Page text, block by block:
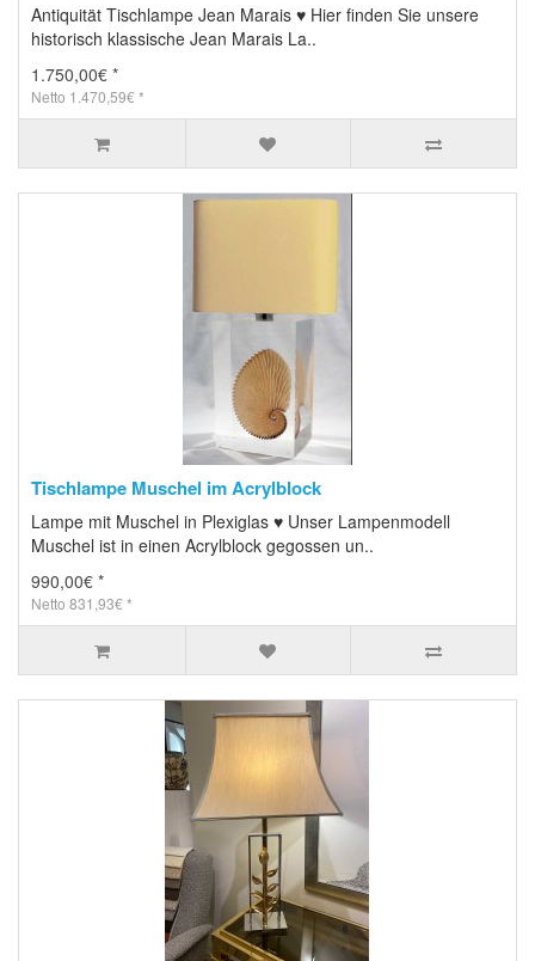
Antiquität Tischlampe Jean Marais ♥ Hier finden Sie unsere
historisch klassische Jean Marais La..
1.750,00€ *
Netto 1.470,59€ *
Tischlampe Muschel im Acrylblock
Lampe mit Muschel in Plexiglas ♥ Unser Lampenmodell
Muschel ist in einen Acrylblock gegossen un..
990,00€ *
Netto 831,93€ *